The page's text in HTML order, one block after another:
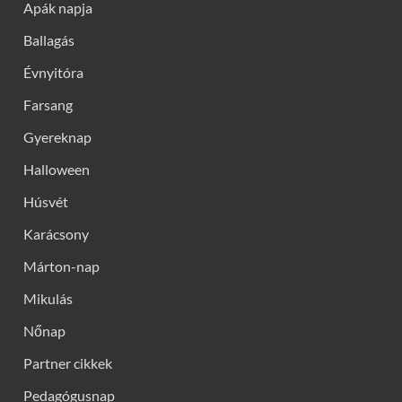
Apák napja
Ballagás
Évnyitóra
Farsang
Gyereknap
Halloween
Húsvét
Karácsony
Márton-nap
Mikulás
Nőnap
Partner cikkek
Pedagógusnap